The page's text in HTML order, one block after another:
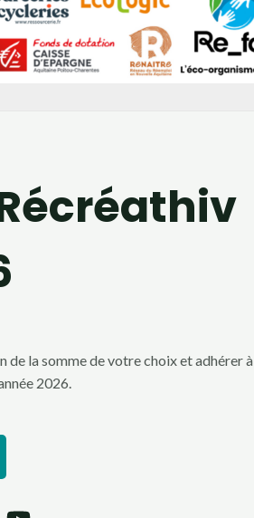
de la somme de votre choix et adhérer à
2026.